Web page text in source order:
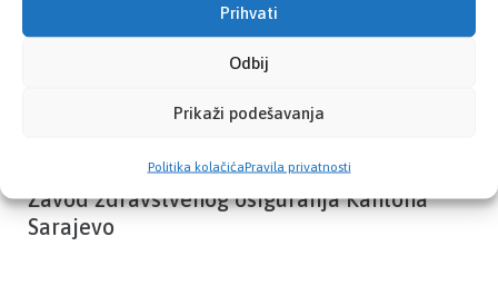
Prihvati
Odbij
Prikaži podešavanja
Politika kolačićaPravila privatnosti
Zavod zdravstvenog osiguranja Kantona
Sarajevo